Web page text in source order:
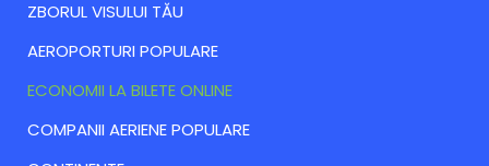
ZBORUL VISULUI TĂU
AEROPORTURI POPULARE
ECONOMII LA BILETE ONLINE
COMPANII AERIENE POPULARE